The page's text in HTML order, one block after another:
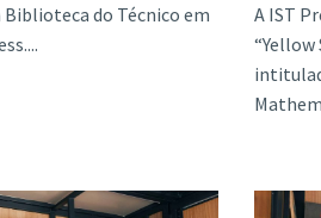
do Técnico em
A IST
“Yellow